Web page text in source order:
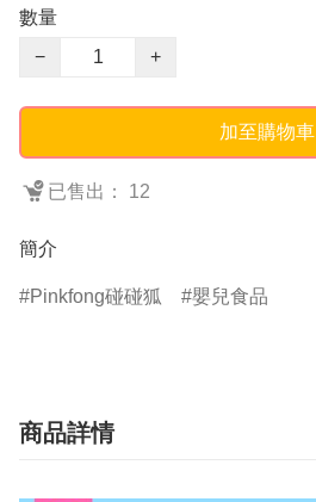
數量
−
+
加至購物車
已售出： 12
簡介
Pinkfong碰碰狐 嬰兒食品
商品詳情